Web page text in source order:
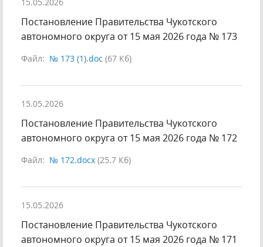
Постановление Правительства Чукотского
автономного округа от 15 мая 2026 года № 173
Файл: № 173 (1).doc (67 Кб)
15.05.2026
Постановление Правительства Чукотского
автономного округа от 15 мая 2026 года № 172
Файл: № 172.docx (25.7 Кб)
15.05.2026
Постановление Правительства Чукотского
автономного округа от 15 мая 2026 года № 171